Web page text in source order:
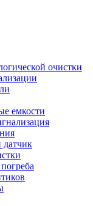
очистки
емкости